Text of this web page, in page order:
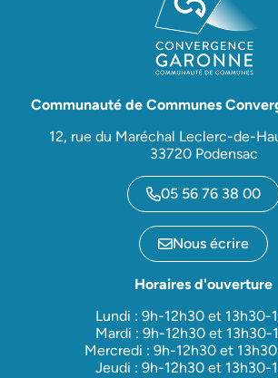
Communauté de Communes
12, rue du Maréchal Leclerc-de-
33720 Podensac
05 56 76 38 00
Nous écrire
Horaires d'ouverture
Lundi : 9h-12h30 et 13h30-
Mardi : 9h-12h30 et 13h30-
Mercredi : 9h-12h30 et
Jeudi : 9h-12h30 et 13h30-